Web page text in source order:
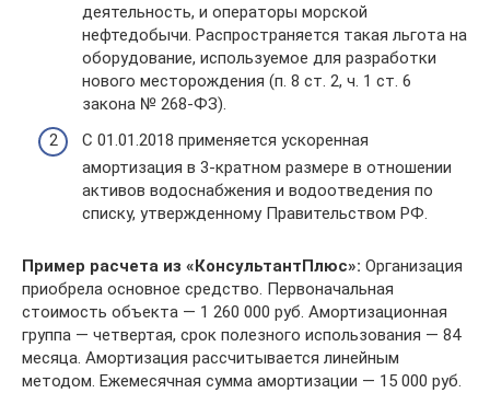
деятельность, и операторы морской
нефтедобычи. Распространяется такая льгота на
оборудование, используемое для разработки
нового месторождения (п. 8 ст. 2, ч. 1 ст. 6
закона № 268-ФЗ).
С 01.01.2018 применяется ускоренная
амортизация в 3-кратном размере в отношении
активов водоснабжения и водоотведения по
списку, утвержденному Правительством РФ.
Пример расчета из «КонсультантПлюс»: Организация
приобрела основное средство. Первоначальная
стоимость объекта — 1 260 000 руб. Амортизационная
группа — четвертая, срок полезного использования — 84
месяца. Амортизация рассчитывается линейным
методом. Ежемесячная сумма амортизации — 15 000 руб.